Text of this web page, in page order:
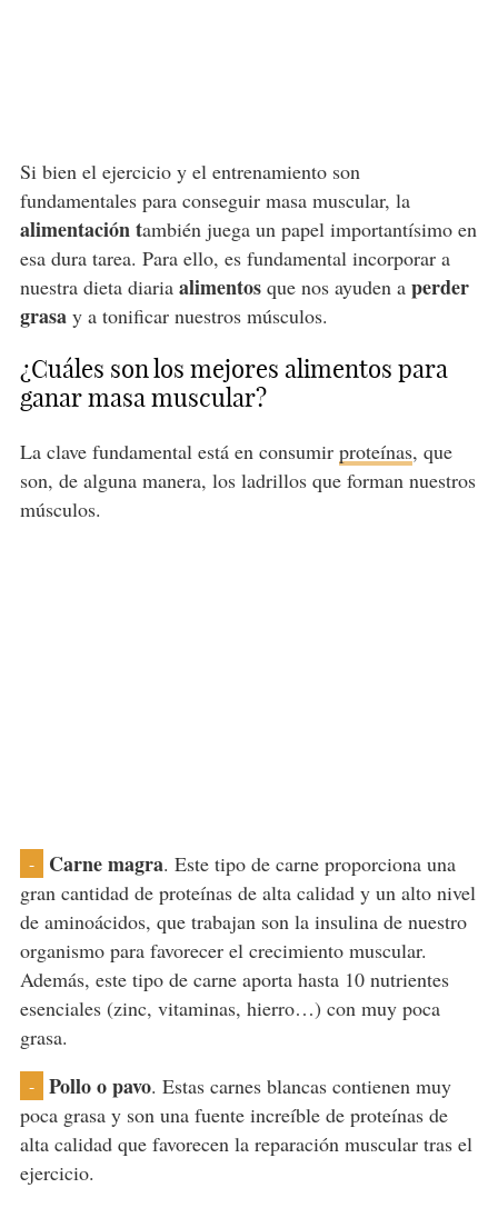
Si bien el ejercicio y el entrenamiento son
fundamentales para conseguir masa muscular, la
alimentación también juega un papel importantísimo en
esa dura tarea. Para ello, es fundamental incorporar a
nuestra dieta diaria alimentos que nos ayuden aperder
grasa y a tonificar nuestros músculos.
¿Cuáles son los mejores alimentos para
ganar masa muscular?
La clave fundamental está en consumir proteínas, que
son, de alguna manera, los ladrillos que forman nuestros
músculos.
- Carne magra. Este tipo de carne proporciona una
gran cantidad de proteínas de alta calidad y un alto nivel
de aminoácidos, que trabajan son la insulina de nuestro
organismo para favorecer el crecimiento muscular.
Además, este tipo de carne aporta hasta 10 nutrientes
esenciales (zinc, vitaminas, hierro…) con muy poca
grasa.
- Pollo o pavo. Estas carnes blancas contienen muy
poca grasa y son una fuente increíble de proteínas de
alta calidad que favorecen la reparación muscular tras el
ejercicio.